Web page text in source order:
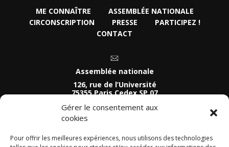
Gérer le consentement aux
cookies
Pour offrir les meilleures expériences, nous utilisons des technologies
ME CONNAÎTRE
ASSEMBLÉE NATIONALE
CIRCONSCRIPTION
PRESSE
PARTICIPEZ !
CONTACT
Assemblée nationale
126, rue de l’Université
75355 Paris Cedex SP 07
01 40 63 74 81
Permanence parlementaire
54 Quai de Léon